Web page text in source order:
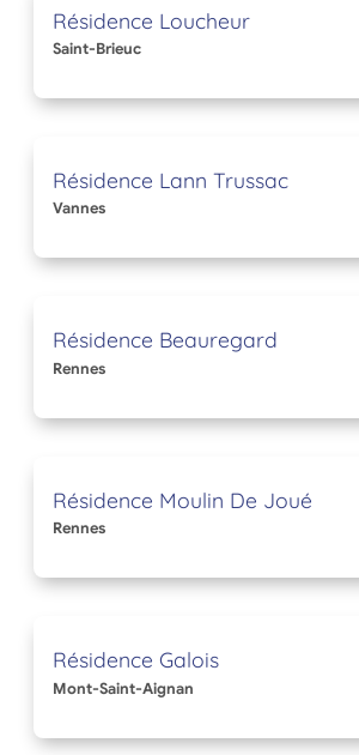
Résidence Loucheur
Saint-Brieuc
Résidence Lann Trussac
Vannes
Résidence Beauregard
Rennes
Résidence Moulin De Joué
Rennes
Résidence Galois
Mont-Saint-Aignan